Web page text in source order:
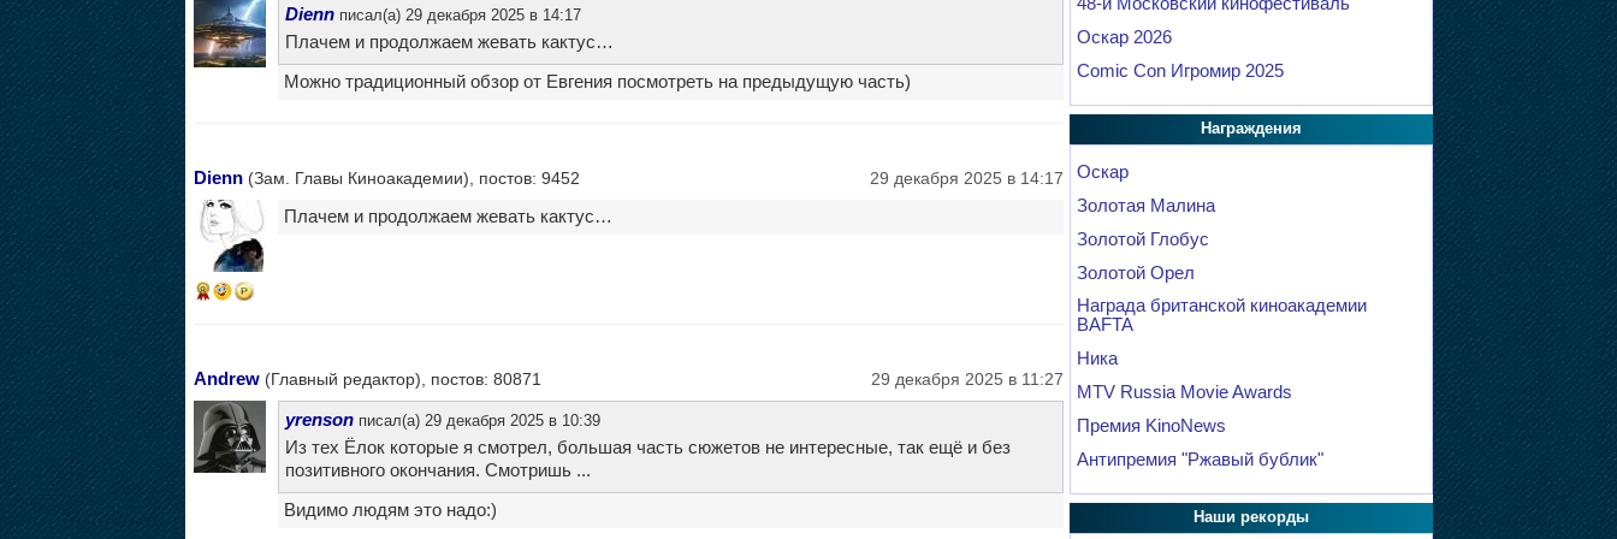
Diennписал(а) 29 декабря 2025 в 14:17
Плачем и продолжаем жевать кактус…
Можно традиционный обзор от Евгения посмотреть на предыдущую часть)
Dienn(Зам. Главы Киноакадемии), постов: 9452 29 декабря 2025 в 14:17
8
Плачем и продолжаем жевать кактус…
Andrew(Главный редактор), постов: 80871 29 декабря 2025 в 11:27
yrensonписал(а) 29 декабря 2025 в 10:39
Из тех Ёлок которые я смотрел, большая часть сюжетов не интересные, так ещё и без
позитивного окончания. Смотришь ...
Видимо людям это надо:)
Оскар 2026
Comic Con Игромир 2025
Награждения
Оскар
Золотая Малина
Золотой Глобус
Золотой Орел
Награда британской киноакадемии
BAFTA
Ника
MTV Russia Movie Awards
Премия KinoNews
Антипремия "Ржавый бублик"
Наши рекорды